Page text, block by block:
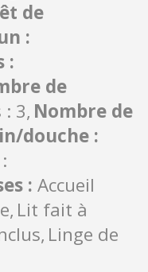
de
:
:
de
: 3 Nombre de
douche :
: Accueil
Lit fait à
Linge de